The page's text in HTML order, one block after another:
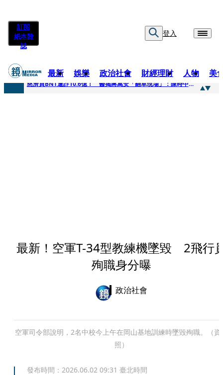
訂閱
紙本雜
誌
登入
最新 娛樂 政治社會 財經理財 人物 美
快訊
慈濟買BNT遭詐10.6億！ 醫揭蔣萬安「翻車現場」：陳時中當年是阻止被騙
最新！空軍T-34型教練機墜毀 2飛行
殉職身分曝
政治社會
空軍司令部說明，2名中校今上午在岡山基地訓練時墜毀殉職。（資
照）
發布時間： 2026.06.02 09:31 臺北時間